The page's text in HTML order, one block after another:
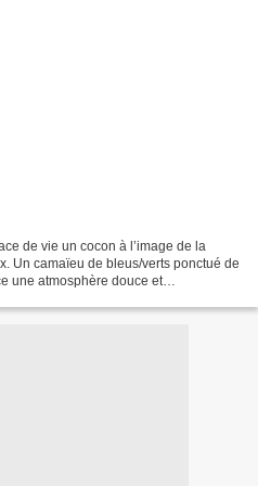
de vie un cocon à l’image de la
Un camaïeu de bleus/verts ponctué de
une atmosphère douce et